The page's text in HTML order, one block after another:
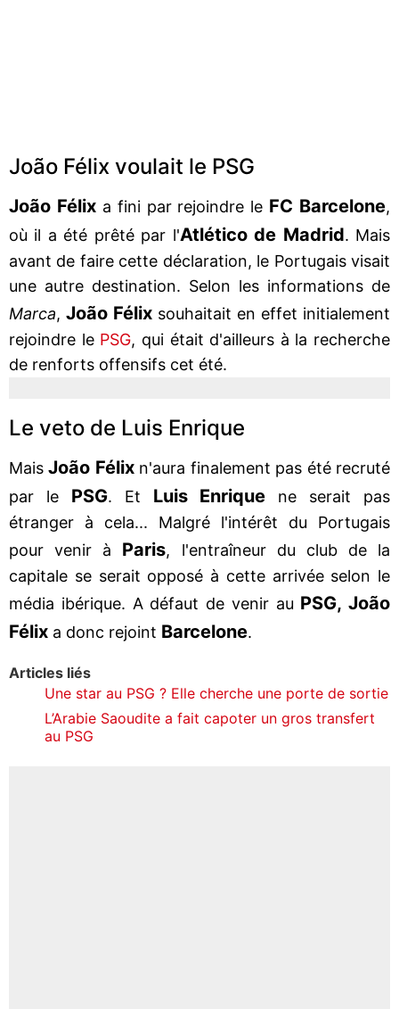
João Félix voulait le PSG
João Félixa fini par rejoindre le FC Barcelone,
où il a été prêté par l'Atlético de Madrid. Mais
avant de faire cette déclaration, le Portugais visait
une autre destination. Selon les informations de
Marca, João Félix souhaitait en effet initialement
rejoindre le PSG, qui était d'ailleurs à la recherche
de renforts offensifs cet été.
Le veto de Luis Enrique
MaisJoão Félixn'aura finalement pas été recruté
par le PSG. Et Luis Enrique ne serait pas
étranger à cela... Malgré l'intérêt du Portugais
pour venir à Paris, l'entraîneur du club de la
capitale se serait opposé à cette arrivée selon le
média ibérique. A défaut de venir au PSG, João
Félix a donc rejoint Barcelone.
Articles liés
Une star au PSG ? Elle cherche une porte de sortie
L’Arabie Saoudite a fait capoter un gros transfert
au PSG